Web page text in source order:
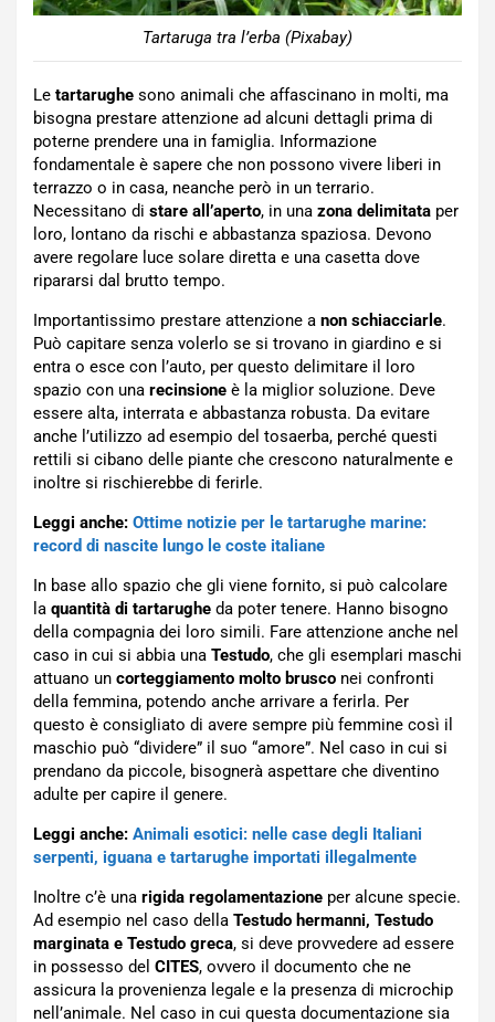
Tartaruga tra l’erba (Pixabay)
Le tartarughe sono animali che affascinano in molti, ma
bisogna prestare attenzione ad alcuni dettagli prima di
poterne prendere una in famiglia. Informazione
fondamentale è sapere che non possono vivere liberi in
terrazzo o in casa, neanche però in un terrario.
Necessitano di stare all’aperto, in una zona delimitata per
loro, lontano da rischi e abbastanza spaziosa. Devono
avere regolare luce solare diretta e una casetta dove
ripararsi dal brutto tempo.
Importantissimo prestare attenzione a non schiacciarle.
Può capitare senza volerlo se si trovano in giardino e si
entra o esce con l’auto, per questo delimitare il loro
spazio con una recinsione è la miglior soluzione. Deve
essere alta, interrata e abbastanza robusta. Da evitare
anche l’utilizzo ad esempio del tosaerba, perché questi
rettili si cibano delle piante che crescono naturalmente e
inoltre si rischierebbe di ferirle.
Leggi anche: Ottime notizie per le tartarughe marine:
record di nascite lungo le coste italiane
In base allo spazio che gli viene fornito, si può calcolare
la quantità di tartarughe da poter tenere. Hanno bisogno
della compagnia dei loro simili. Fare attenzione anche nel
caso in cui si abbia una Testudo, che gli esemplari maschi
attuano un corteggiamento molto brusco nei confronti
della femmina, potendo anche arrivare a ferirla. Per
questo è consigliato di avere sempre più femmine così il
maschio può “dividere” il suo “amore”. Nel caso in cui si
prendano da piccole, bisognerà aspettare che diventino
adulte per capire il genere.
Leggi anche: Animali esotici: nelle case degli Italiani
serpenti, iguana e tartarughe importati illegalmente
Inoltre c’è una rigida regolamentazione per alcune specie.
Ad esempio nel caso della Testudo hermanni, Testudo
marginata e Testudo greca, si deve provvedere ad essere
in possesso del CITES, ovvero il documento che ne
assicura la provenienza legale e la presenza di microchip
nell’animale. Nel caso in cui questa documentazione sia